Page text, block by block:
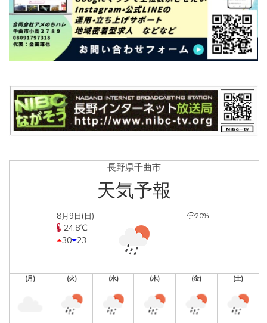
長野県千曲市
天気予報
8月9日(日)
24.8℃
30 23
20%
(月) (火) (水) (木) (金) (土)